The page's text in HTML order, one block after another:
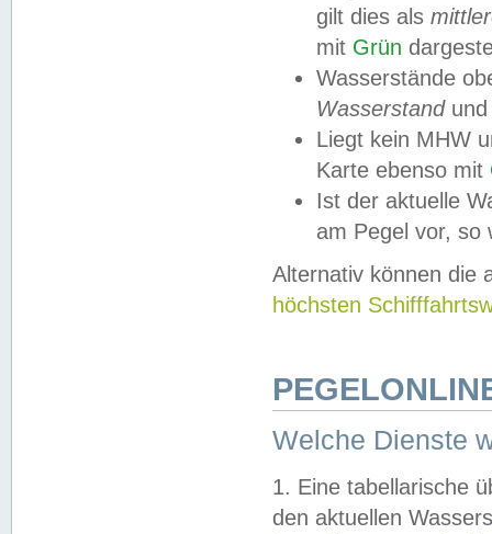
gilt dies als
mit Grün
Wasserstände
Wasserstandund
Liegt kein MHW
Karte ebenso mit
Ist der aktuelle
am Pegel vor,
Alternativ können die
höchsten
Welche Dienste
1. Eine tabellarische
den aktuellen